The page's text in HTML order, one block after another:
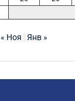
« Ноя Янв »